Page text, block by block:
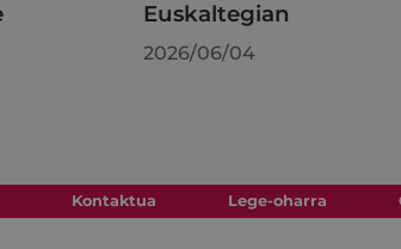
Euskaltegian
2026/06/04
Kontaktua Lege-oharra